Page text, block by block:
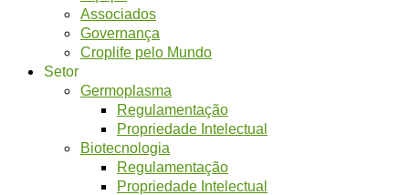
Associados
Governança
Croplife pelo Mundo
Setor
Germoplasma
Regulamentação
Propriedade Intelectual
Biotecnologia
Regulamentação
Propriedade Intelectual